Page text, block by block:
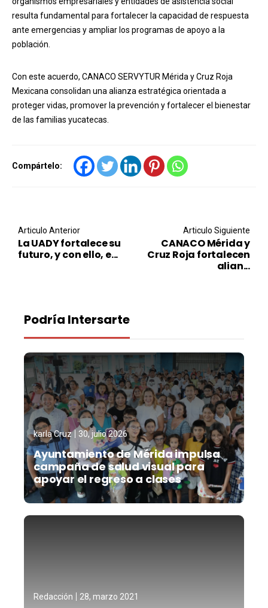
resulta fundamental para fortalecer la capacidad de respuesta
ante emergencias y ampliar los programas de apoyo a la
población.
Con este acuerdo, CANACO SERVYTUR Mérida y Cruz Roja
Mexicana consolidan una alianza estratégica orientada a
proteger vidas, promover la prevención y fortalecer el bienestar
de las familias yucatecas.
Compártelo:
Post navigation
Articulo Anterior
La UADY fortalece su
futuro, y con ello, e...
Articulo Siguiente
CANACO Mérida y
Cruz Roja fortalecen
alian...
Podría Intersarte
karla Cruz 30, julio 2026
Ayuntamiento de Mérida impulsa
campaña de salud visual para
apoyar el regreso a clases
Redacción 28, marzo 2021